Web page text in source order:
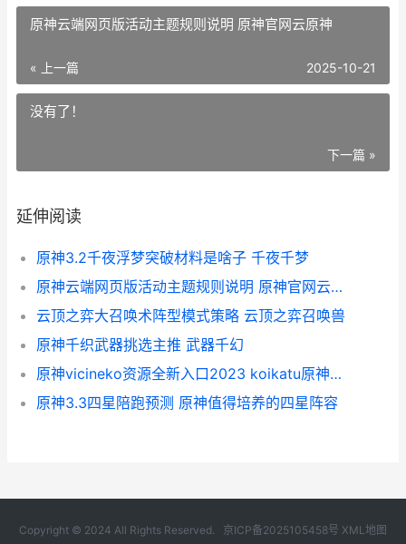
原神云端网页版活动主题规则说明 原神官网云原神
« 上一篇 2025-10-21
没有了！
下一篇 »
延伸阅读
原神3.2千夜浮梦突破材料是啥子 千夜千梦
原神云端网页版活动主题规则说明 原神官网云原神
云顶之弈大召唤术阵型模式策略 云顶之弈召唤兽
原神千织武器挑选主推 武器千幻
原神vicineko资源全新入口2023 koikatu原神资源
原神3.3四星陪跑预测 原神值得培养的四星阵容
Copyright © 2024 All Rights Reserved. 京ICP备2025105458号 XML地图